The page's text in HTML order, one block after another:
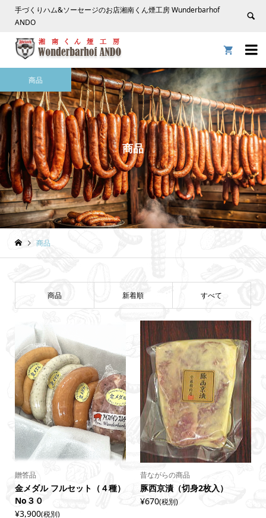
手づくりハム&ソーセージのお店湘南くん煙工房 Wunderbarhof
ANDO


商品
商品
商品
商品 新着順 すべて
贈答品
金メダル フルセット（４種）
No３０
¥3,900(税別)
昔ながらの商品
豚西京漬（切身2枚入）
¥670(税別)